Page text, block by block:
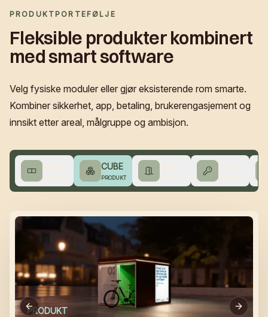
PRODUKTPORTEFØLJE
Fleksible produkter kombinert
med smart software
Velg fysiske moduler eller gjør eksisterende rom smarte.
Kombiner sikkerhet, app, betaling, brukerengasjement og
innsikt etter areal, målgruppe og ambisjon.
CUBE
PRODUKT
PRODUKT